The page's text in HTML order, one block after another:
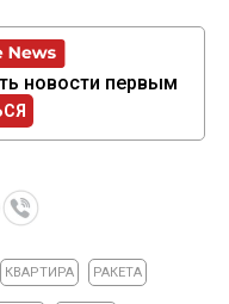
новости первым
КВАРТИРА РАКЕТА